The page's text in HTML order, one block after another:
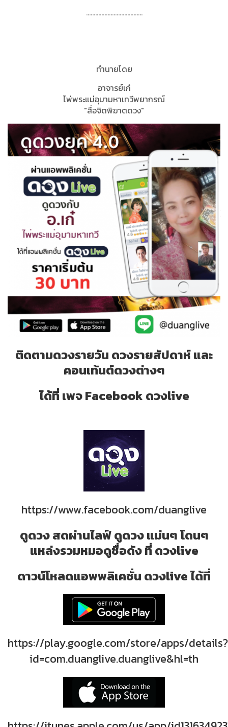
.....................................
ทำนายโดย
อาจารย์เก๋
ไพ่พระแม่อุมามหาเทวีพยากรณ์
"สื่อจิตพิฆาตดวง"
ติดตามดวงรายวัน ดวงรายสัปดาห์ และ
คอนเท้นต์ดวงต่างๆ
ได้ที่ เพจ Facebook ดวงlive
https://www.facebook.com/duanglive
ดูดวง สดผ่านไลฟ์ ดูดวง แม่นๆ โดนๆ
แหล่งรวมหมอดูชื่อดัง ที่ ดวงlive
ดาวน์โหลดแอพพลิเคชั่น ดวงlive ได้ที่
https://play.google.com/store/apps/details?
id=com.duanglive.duanglive&hl=th